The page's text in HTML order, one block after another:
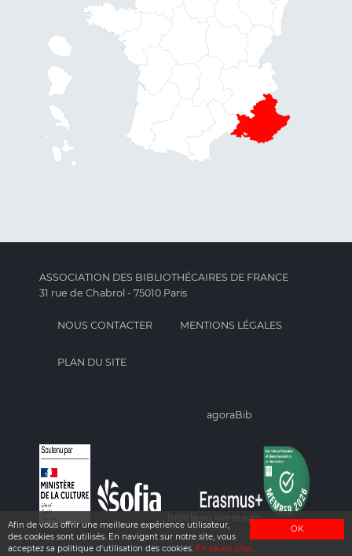
OK
Afin de vous offrir une meilleure expérience utilisateur,
des cookies sont utilisés. En navigant sur notre site, vous
acceptez sa politique d'utilisation des cookies. En savoir plus
ASSOCIATION DES BIBLIOTHÉCAIRES DE FRANCE
31 rue de Chabrol - 75010 Paris
NOUS CONTACTER MENTIONS LÉGALES
PLAN DU SITE
agoraBib